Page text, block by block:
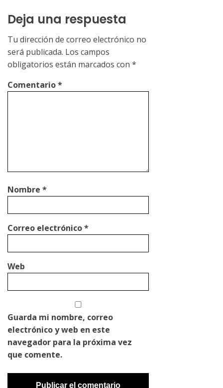
Deja una respuesta
Tu dirección de correo electrónico no
será publicada. Los campos
obligatorios están marcados con *
Comentario*
Nombre *
Correo electrónico*
Web
Guarda mi nombre, correo
electrónico y web en este
navegador para la próxima vez
que comente.